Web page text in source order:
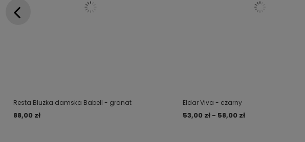
Resta Bluzka damska Babell - granat
88,00 zł
Eldar Viva - czarny
53,00 zł - 58,00 zł